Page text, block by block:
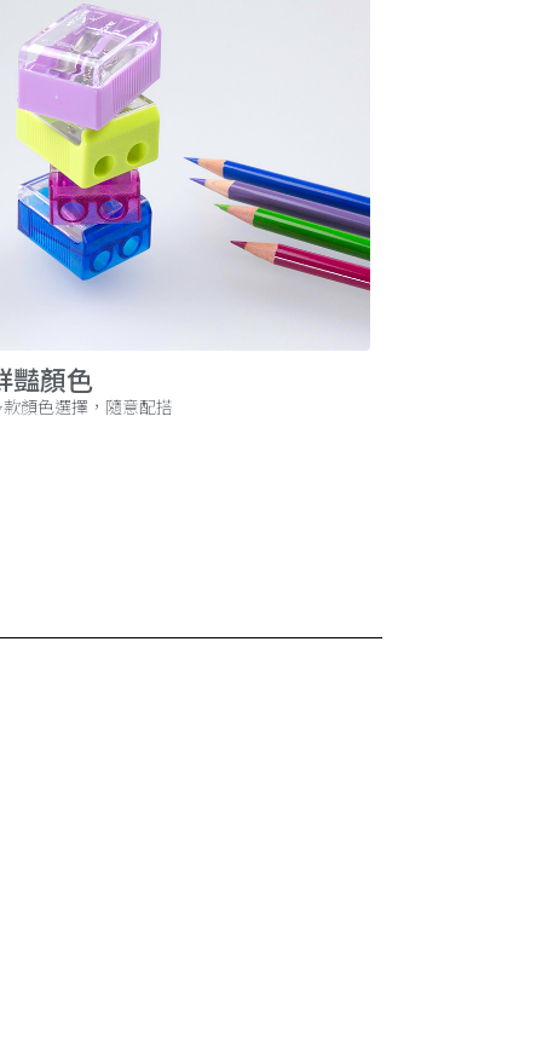
豔顏色
顏色選擇，隨意配搭